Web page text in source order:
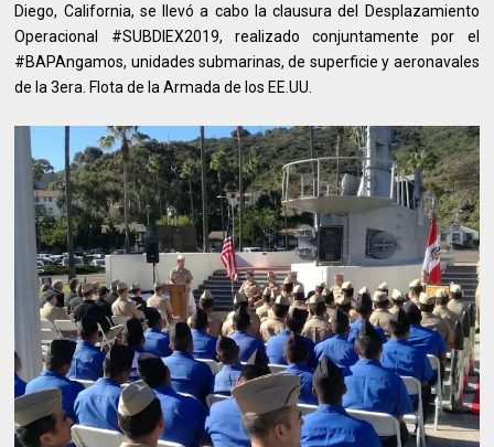
Diego, California, se llevó a cabo la clausura del Desplazamiento
Operacional #SUBDIEX2019, realizado conjuntamente por el
#BAPAngamos, unidades submarinas, de superficie y aeronavales
de la 3era. Flota de la Armada de los EE.UU.